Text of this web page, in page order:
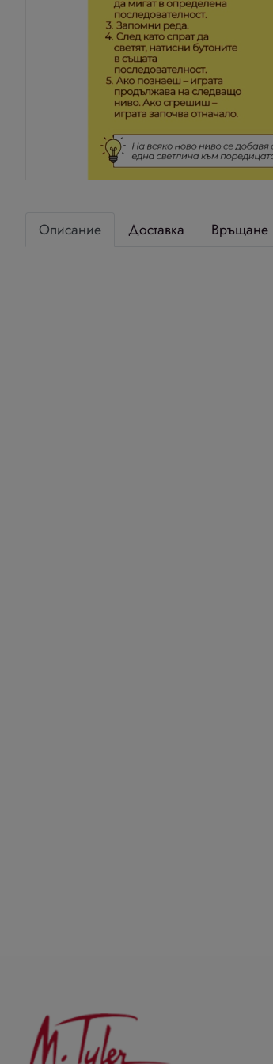
Описание Доставка Връщане